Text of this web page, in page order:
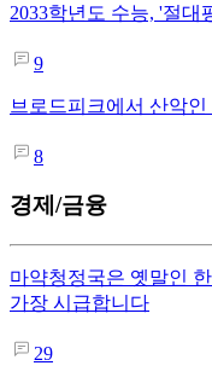
2033학년도 수능, '절대
9
브로드피크에서 산악
8
경제/금융
마약청정국은 옛말인
가장 시급합니다
29